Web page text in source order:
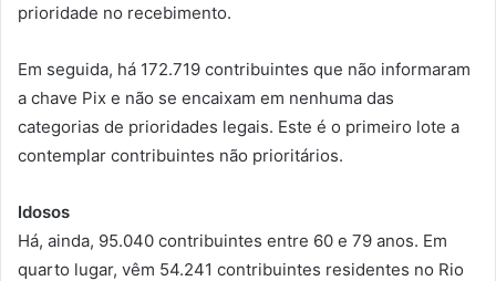
prioridade no recebimento.
Em seguida, há 172.719 contribuintes que não informaram
a chave Pix e não se encaixam em nenhuma das
categorias de prioridades legais. Este é o primeiro lote a
contemplar contribuintes não prioritários.
Idosos
Há, ainda, 95.040 contribuintes entre 60 e 79 anos. Em
quarto lugar, vêm 54.241 contribuintes residentes no Rio